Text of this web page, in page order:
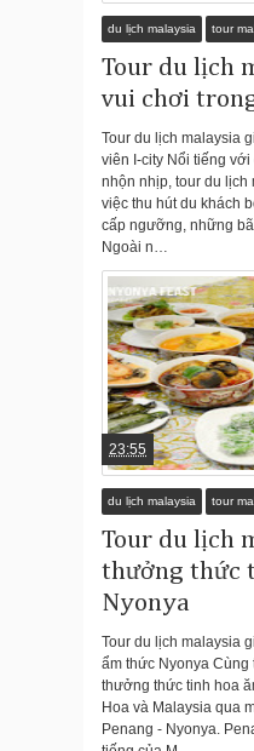
du lịch malaysia tour
Tour du lịch
vui chơi
Tour du lịch malaysia
viên I-city Nổi tiếng
nhộn nhịp, tour du lịch
việc thu hút du khách
cấp ngưỡng, những
Ngoài n…
23:55
du lịch malaysia tour
Tour du lịch
thưởng thức
Nyonya
Tour du lịch malaysia
ẩm thức Nyonya Cùng
thưởng thức tinh hoa
Hoa và Malaysia qua
Penang - Nyonya.